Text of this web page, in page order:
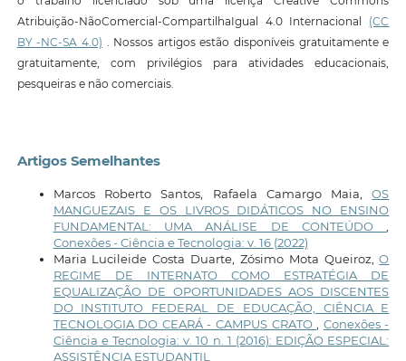
Atribuição-NãoComercial-CompartilhaIgual 4.0 Internacional (CC
BY -NC-SA 4.0) . Nossos artigos estão disponíveis gratuitamente e
gratuitamente, com privilégios para atividades educacionais,
pesqueiras e não comerciais.
Artigos Semelhantes
Marcos Roberto Santos, Rafaela Camargo Maia,OS
MANGUEZAIS E OS LIVROS DIDÁTICOS NO ENSINO
FUNDAMENTAL: UMA ANÁLISE DE CONTEÚDO
Conexões - Ciência e Tecnologia: v. 16 (2022)
Maria Lucileide Costa Duarte, Zósimo Mota Queiroz,O
REGIME DE INTERNATO COMO ESTRATÉGIA DE
EQUALIZAÇÃO DE OPORTUNIDADES AOS DISCENTES
DO INSTITUTO FEDERAL DE EDUCAÇÃO, CIÊNCIA E
TECNOLOGIA DO CEARÁ - CAMPUS CRATO
Conexões -
Ciência e Tecnologia: v. 10 n. 1 (2016): EDIÇÃO ESPECIAL:
ASSISTÊNCIA ESTUDANTIL